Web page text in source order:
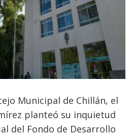
Municipal de Chillán, el
planteó su inquietud
del Fondo de Desarrollo